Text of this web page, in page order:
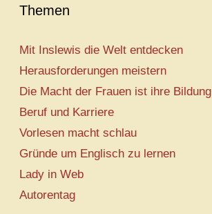
Themen
Mit Inslewis die Welt entdecken
Herausforderungen meistern
Die Macht der Frauen ist ihre Bildung
Beruf und Karriere
Vorlesen macht schlau
Gründe um Englisch zu lernen
Lady in Web
Autorentag